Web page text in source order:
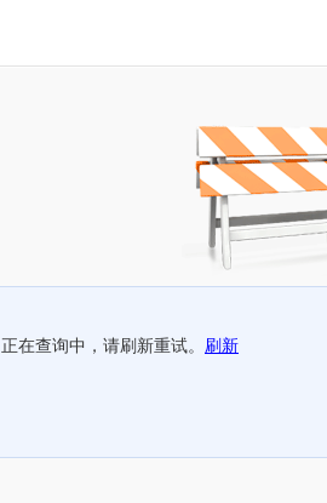
正在查询中，请刷新重试。 刷新